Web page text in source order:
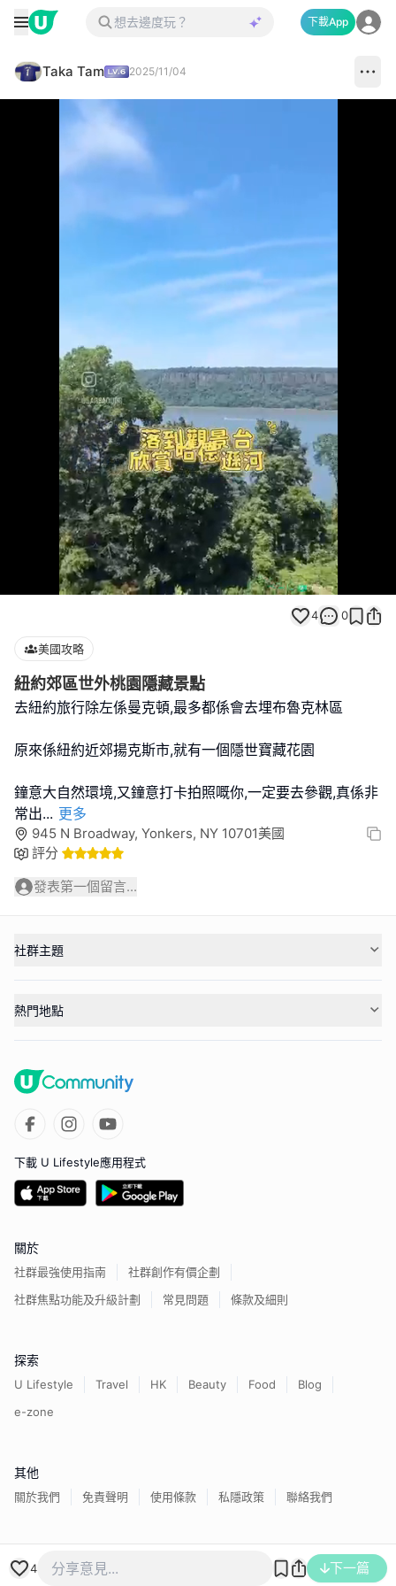
下載App
Taka Tam 2025/11/04
Loaded
:
100.00%
4 0
美國攻略
紐約郊區世外桃園隱藏景點
去紐約旅行除左係曼克頓,最多都係會去埋布魯克林區
原來係紐約近郊揚克斯市,就有一個隱世寶藏花園
鐘意大自然環境,又鐘意打卡拍照嘅你,一定要去參觀,真係非
常出... 更多
945 N Broadway, Yonkers, NY 10701美國
評分
發表第一個留言...
4 下一篇
社群主題
熱門地點
下載 U Lifestyle應用程式
關於
社群最強使用指南
社群創作有價企劃
社群焦點功能及升級計劃
常見問題 條款及細則
探索
U Lifestyle Travel HK Beauty Food
Blog
e-zone
其他
關於我們 免責聲明 使用條款 私隱政策 聯絡我們
香港經濟日報版權所有©